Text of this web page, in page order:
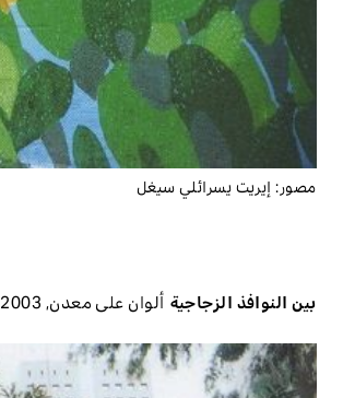
مصور:إيريت يسرائلي سيغل
بين النوافذ الزجاجيةألوان على معدن,
2003